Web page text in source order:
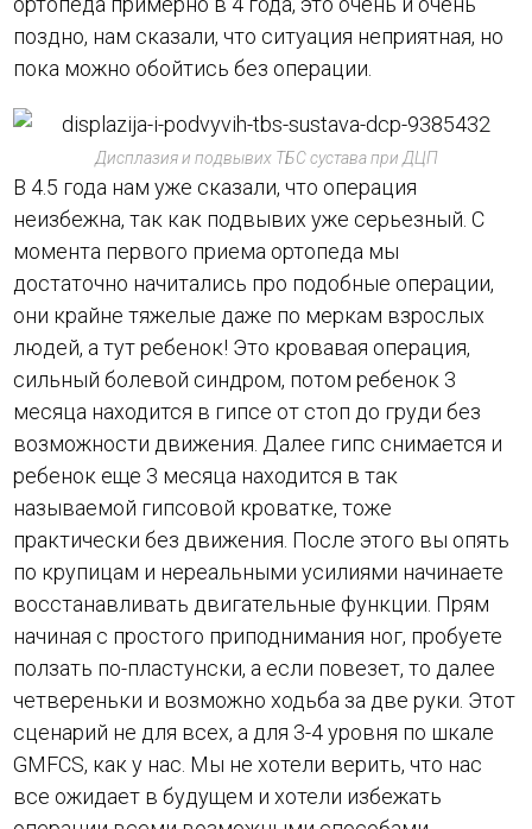
поздно, нам сказали, что ситуация неприятная, но
пока можно обойтись без операции.
Дисплазия и подвывих ТБС сустава при ДЦП
В 4.5 года нам уже сказали, что операция
неизбежна, так как подвывих уже серьезный. С
момента первого приема ортопеда мы
достаточно начитались про подобные операции,
они крайне тяжелые даже по меркам взрослых
людей, а тут ребенок! Это кровавая операция,
сильный болевой синдром, потом ребенок 3
месяца находится в гипсе от стоп до груди без
возможности движения. Далее гипс снимается и
ребенок еще 3 месяца находится в так
называемой гипсовой кроватке, тоже
практически без движения. После этого вы опять
по крупицам и нереальными усилиями начинаете
восстанавливать двигательные функции. Прям
начиная с простого приподнимания ног, пробуете
ползать по-пластунски, а если повезет, то далее
четвереньки и возможно ходьба за две руки. Этот
сценарий не для всех, а для 3-4 уровня по шкале
GMFCS, как у нас. Мы не хотели верить, что нас
все ожидает в будущем и хотели избежать